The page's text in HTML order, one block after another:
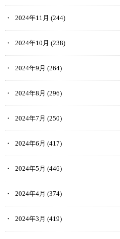
2024年11月 (244)
2024年10月 (238)
2024年9月 (264)
2024年8月 (296)
2024年7月 (250)
2024年6月 (417)
2024年5月 (446)
2024年4月 (374)
2024年3月 (419)